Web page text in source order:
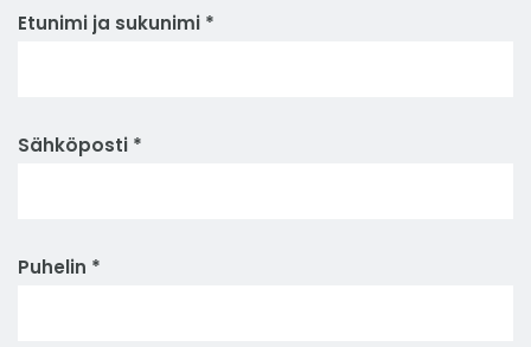
Etunimi ja sukunimi *
Sähköposti *
Puhelin *